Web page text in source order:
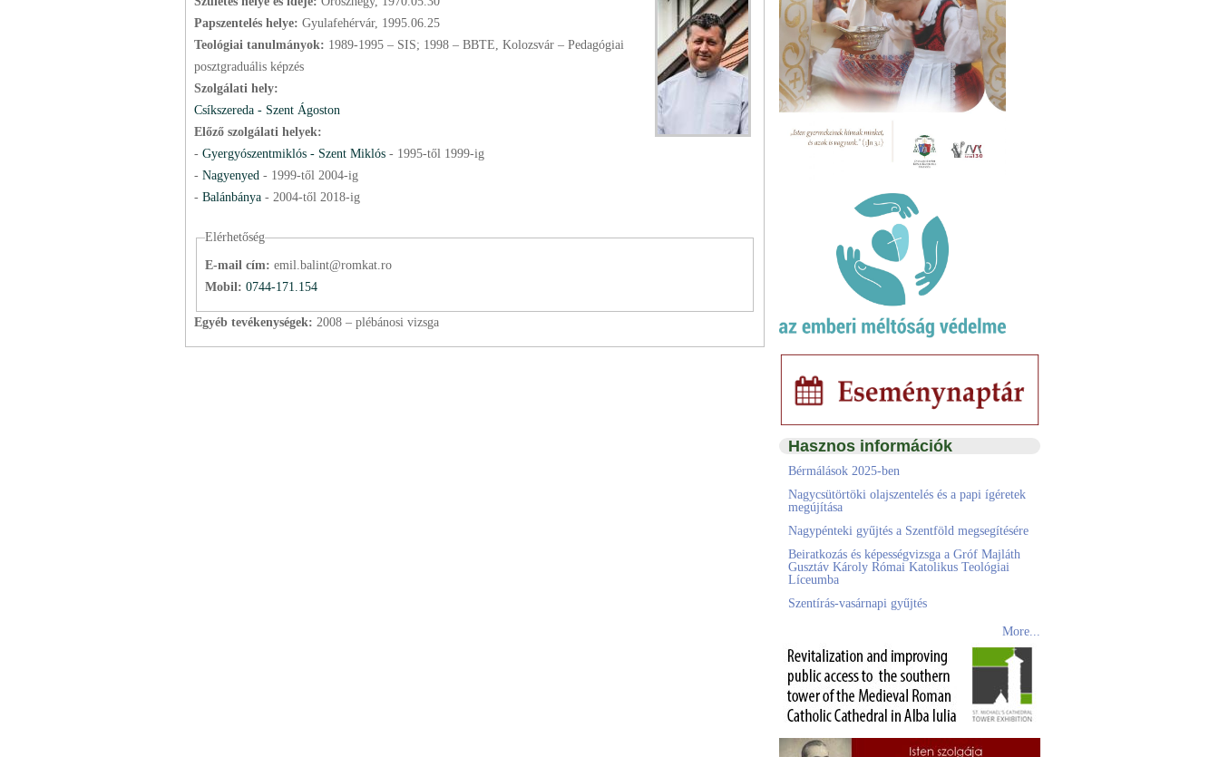
Papszentelés helye: Gyulafehérvár, 1995.06.25
Teológiai tanulmányok: 1989-1995 – SIS; 1998 – BBTE, Kolozsvár – Pedagógiai
posztgraduális képzés
Szolgálati hely:
Csíkszereda - Szent Ágoston
Előző szolgálati helyek:
- Gyergyószentmiklós - Szent Miklós- 1995-től 1999-ig
- Nagyenyed - 1999-től 2004-ig
- Balánbánya- 2004-től 2018-ig
Elérhetőség
E-mail cím: emil.balint@romkat.ro
Mobil: 0744-171.154
Egyéb tevékenységek: 2008 – plébánosi vizsga
Hasznos információk
Bérmálások 2025-ben
Nagycsütörtöki olajszentelés és a papi ígéretek
megújítása
Nagypénteki gyűjtés a Szentföld megsegítésére
Beiratkozás és képességvizsga a Gróf Majláth
Gusztáv Károly Római Katolikus Teológiai
Líceumba
Szentírás-vasárnapi gyűjtés
More...